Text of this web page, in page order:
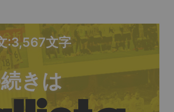
:3,567文字
きは